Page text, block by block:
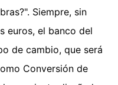
Siempre, sin
euros, el banco del
de cambio, que será
Conversión de